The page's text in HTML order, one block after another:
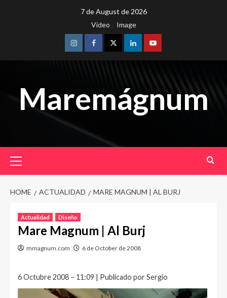
7 de August de 2026
Video
Image
InstagramFacebookTwitterLinkedinYoutube
Maremágnum
Menu
HOME ACTUALIDAD MARE MAGNUM | AL BURJ
Actualidad Diseño
Mare Magnum | Al Burj
mmagnum.com 6 de October de 2008
6 Octubre 2008 – 11:09 | Publicado por Sergio